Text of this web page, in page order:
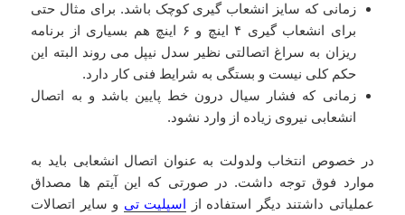
زمانی که سایز انشعاب گیری کوچک باشد. برای مثال حتی
برای انشعاب گیری ۴ اینچ و ۶ اینچ هم بسیاری از برنامه
ریزان به سراغ اتصالتی نظیر سدل نیپل می روند البته این
حکم کلی نیست و بستگی به شرایط فنی کار دارد.
زمانی که فشار سیال درون خط پایین باشد و به اتصال
انشعابی نیروی زیاده از وارد نشود.
در خصوص انتخاب ولدولت به عنوان اتصال انشعابی باید به
موارد فوق توجه داشت. در صورتی که این آیتم ها مصداق
عملیاتی داشتند دیگر استفاده از اسپلیت تی و سایر اتصالات